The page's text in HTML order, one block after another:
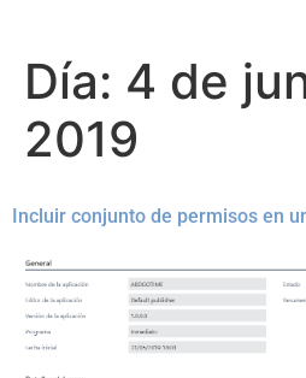
Día: 4 de
2019
Incluir conjunto de permisos en